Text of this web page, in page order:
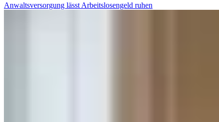
Anwaltsversorgung lässt Arbeitslosengeld ruhen